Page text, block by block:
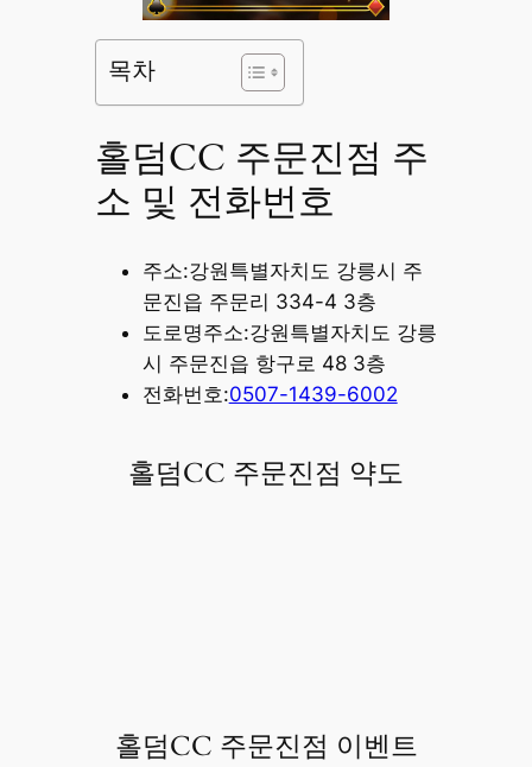
목차
홀덤CC 주문진점 주
소 및 전화번호
주소:강원특별자치도 강릉시 주
문진읍 주문리 334-4 3층
도로명주소:강원특별자치도 강릉
시 주문진읍 항구로 48 3층
전화번호:0507-1439-6002
홀덤CC 주문진점 약도
홀덤CC 주문진점 이벤트